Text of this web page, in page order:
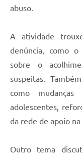
abuso.
A atividade
denúncia, como
sobre o
suspeitas.
como
adolescentes,
da rede de apoio
Outro tema